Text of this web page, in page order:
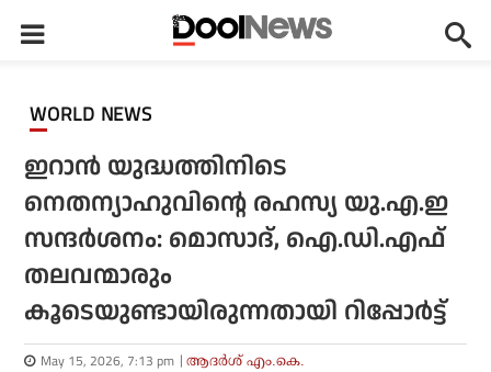
WORLD NEWS
ഇറാന്‍ യുദ്ധത്തിനിടെ
നെതന്യാഹുവിന്റെ രഹസ്യ യു.എ.ഇ
സന്ദര്‍ശനം: മൊസാദ്, ഐ.ഡി.എഫ്
തലവന്മാരും
കൂടെയുണ്ടായിരുന്നതായി റിപ്പോര്‍ട്ട്
May 15, 2026, 7:13 pm ആദർശ് എം.കെ.